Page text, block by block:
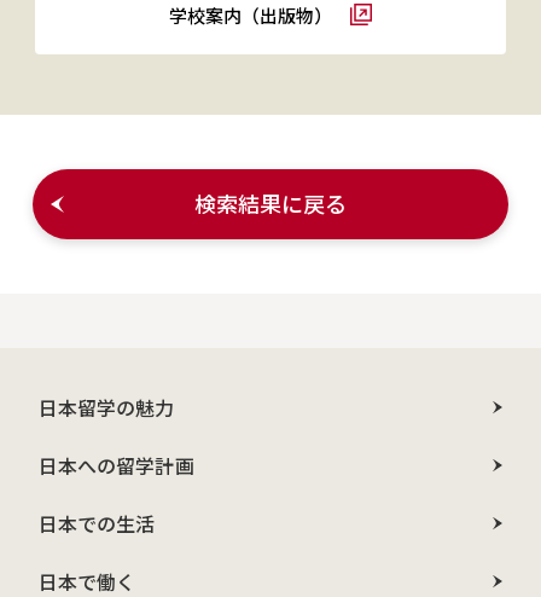
学校案内（出版物）
検索結果に戻る
日本留学の魅力
日本への留学計画
日本での生活
日本で働く